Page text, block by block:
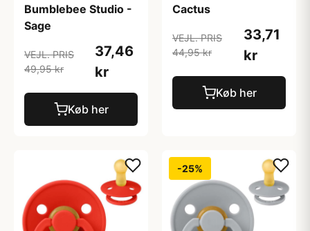
Bumblebee Studio -
Sage
VEJL. PRIS
49,95 kr
37,46
kr
Køb her
Cactus
VEJL. PRIS
44,95 kr
33,71
kr
Køb her
-25%